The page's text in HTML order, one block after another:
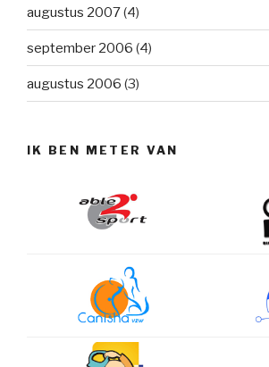
augustus 2007(4)
september 2006 (4)
augustus 2006 (3)
IK BEN METER VAN